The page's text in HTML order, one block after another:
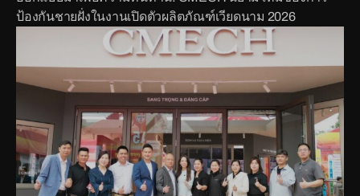
ป้องกันชายฝั่งในงานเปิดตัวผลิตภัณฑ์เวียดนาม 2026